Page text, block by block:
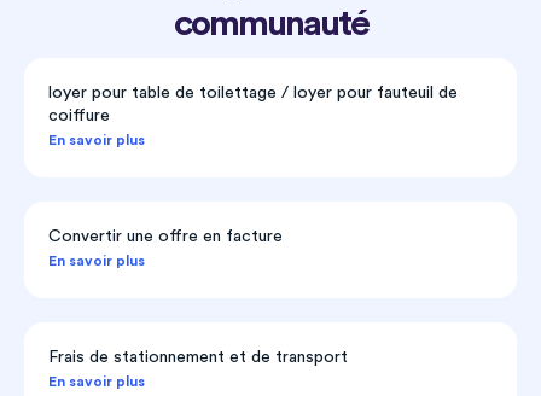
communauté
loyer pour table de toilettage / loyer pour fauteuil de
coiffure
En savoir plus
Convertir une offre en facture
En savoir plus
Frais de stationnement et de transport
En savoir plus